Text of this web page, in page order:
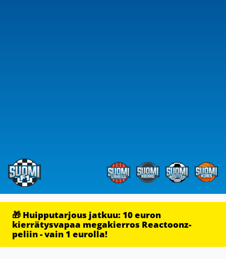
🎁 Huipputarjous jatkuu: 10 euron
kierrätysvapaa megakierros Reactoonz-
peliin - vain 1 eurolla!